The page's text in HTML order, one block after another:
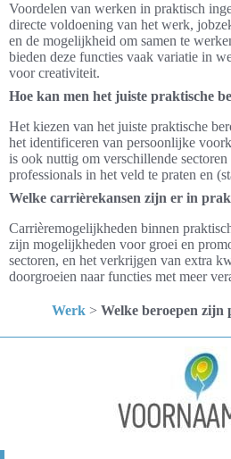
Voordelen van werken in praktisch
directe voldoening van het werk,
en de mogelijkheid om samen te
bieden deze functies vaak variatie in
voor creativiteit.
Hoe kan men het juiste praktische
Het kiezen van het juiste praktische
het identificeren van persoonlijke
is ook nuttig om verschillende
professionals in het veld te praten en
Welke carrièrekansen zijn er in
Carrièremogelijkheden binnen
zijn mogelijkheden voor groei en
sectoren, en het verkrijgen van extra
doorgroeien naar functies met meer
Werk > Welke beroepen zijn